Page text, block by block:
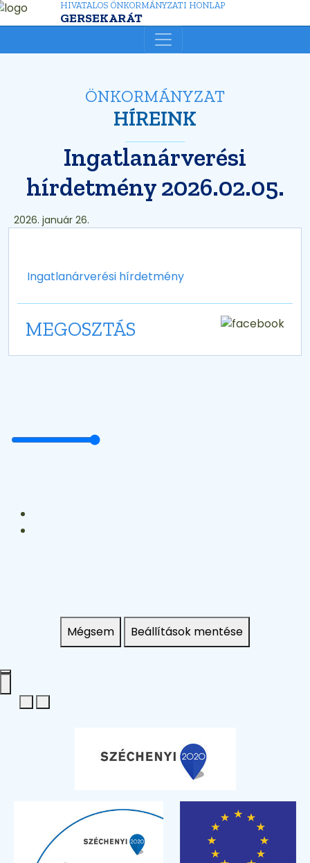
HIVATALOS ÖNKORMÁNYZATI HONLAP
GERSEKARÁT
ÖNKORMÁNYZAT
HÍREINK
Ingatlanárverési
hírdetmény 2026.02.05.
2026. január 26.
Ingatlanárverési hírdetmény
MEGOSZTÁS
Mégsem Beállítások mentése